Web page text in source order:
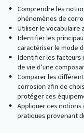
Comprendre les
phénomènes de
Utiliser le vocabulaire
Identifier les
caractériser le mode
Identifier les facteurs
de vie d’une
Comparer les
corrosion afin de
protéger ces
Appliquer ces
pratiques provenant